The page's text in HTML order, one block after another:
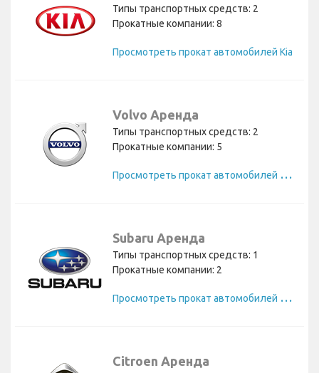
Типы транспортных средств: 2
Прокатные компании: 8
Просмотреть прокат автомобилей Kia
Volvo Аренда
Типы транспортных средств: 2
Прокатные компании: 5
П
росмотреть прокат автомобилей Volvo
Subaru Аренда
Типы транспортных средств: 1
Прокатные компании: 2
П
росмотреть прокат автомобилей Subaru
Citroen Аренда